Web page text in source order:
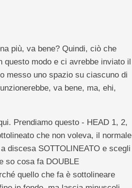
più, va bene? Quindi, ciò che
questo modo e ci avrebbe inviato il
messo uno spazio su ciascuno di
va bene, ma, ehi,
Prendiamo questo - HEAD 1, 2,
che non voleva, il normale
discesa SOTTOLINEATO e scegli
so cosa fa DOUBLE
quello che fa è sottolineare